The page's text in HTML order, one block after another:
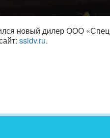
новый дилер ООО
ssidv.ru.